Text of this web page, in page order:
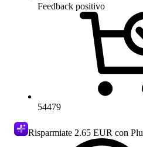
Feedback positivo
54479
Risparmiate 2.65 EUR con